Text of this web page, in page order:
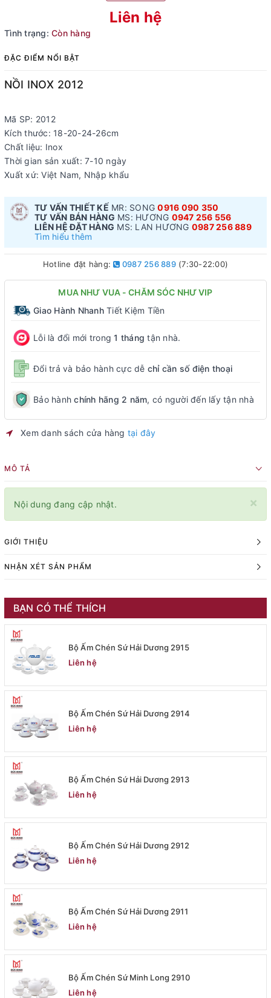
Liên hệ
Tình trạng: Còn hàng
ĐẶC ĐIỂM NỔI BẬT
NỒI INOX 2012
Mã SP: 2012
Kích thước: 18-20-24-26cm
Chất liệu: Inox
Thời gian sản xuất: 7-10 ngày
Xuất xứ: Việt Nam, Nhập khẩu
TƯ VẤN THIẾT KẾ MR: SONG0916 090 350
TƯ VẤN BÁN HÀNG MS: HƯƠNG 0947 256 556
LIÊN HỆ ĐẶT HÀNG MS: LAN HƯƠNG 0987 256 889
Tìm hiểu thêm
Hotline đặt hàng: 0987 256 889(7:30-22:00)
MUA NHƯ VUA - CHĂM SÓC NHƯ VIP
Giao Hành NhanhTiết Kiệm Tiền
Lỗi là đổi mới trong1 tháng tận nhà.
Đổi trả và bảo hành cực dễ chỉ cần số điện thoại
Bảo hànhchính hãng 2 năm, có người đến lấy tận nhà
Xem danh sách cửa hàng tại đây
MÔ TẢ
×
Nội dung đang cập nhật.
GIỚI THIỆU
NHẬN XÉT SẢN PHẨM
BẠN CÓ THỂ THÍCH
Bộ Ấm Chén Sứ Hải Dương 2915
Liên hệ
Bộ Ấm Chén Sứ Hải Dương 2914
Liên hệ
Bộ Ấm Chén Sứ Hải Dương 2913
Liên hệ
Bộ Ấm Chén Sứ Hải Dương 2912
Liên hệ
Bộ Ấm Chén Sứ Hải Dương 2911
Liên hệ
Bộ Ấm Chén Sứ Minh Long 2910
Liên hệ